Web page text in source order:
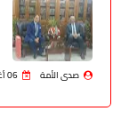
صدى الأمة 06 أغسطس 2026